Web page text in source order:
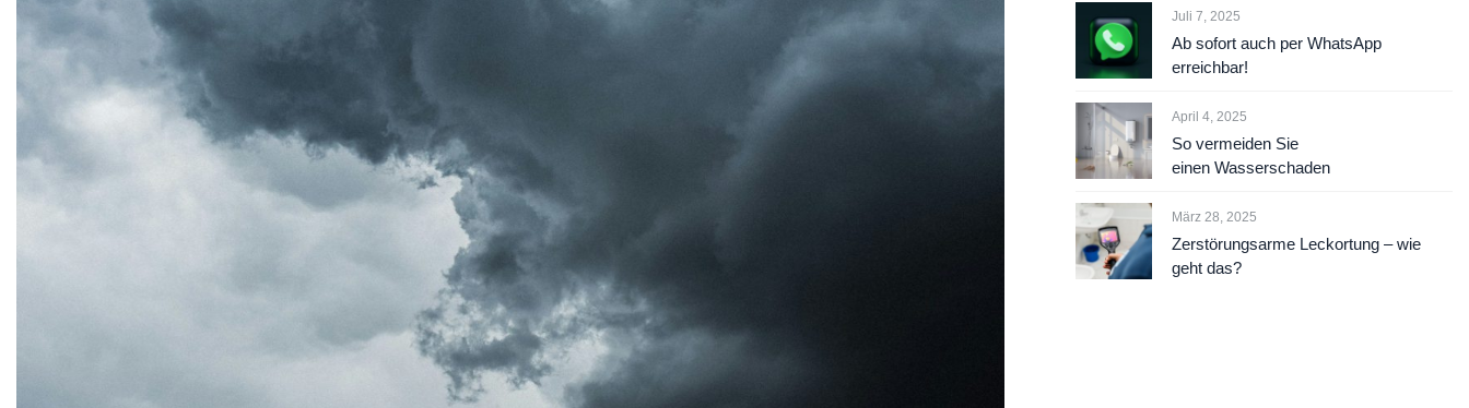
Juli 7, 2025
Ab sofort auch per WhatsApp
erreichbar!
April 4, 2025
So vermeiden Sie
einen Wasserschaden
März 28, 2025
Zerstörungsarme Leckortung – wie
geht das?